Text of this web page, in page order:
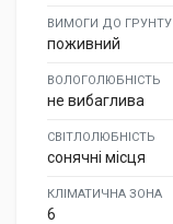
ВИМОГИ ДО ГРУНТУ
поживний
ВОЛОГОЛЮБНІСТЬ
не вибаглива
СВІТЛОЛЮБНІСТЬ
сонячні місця
КЛІМАТИЧНА ЗОНА
6